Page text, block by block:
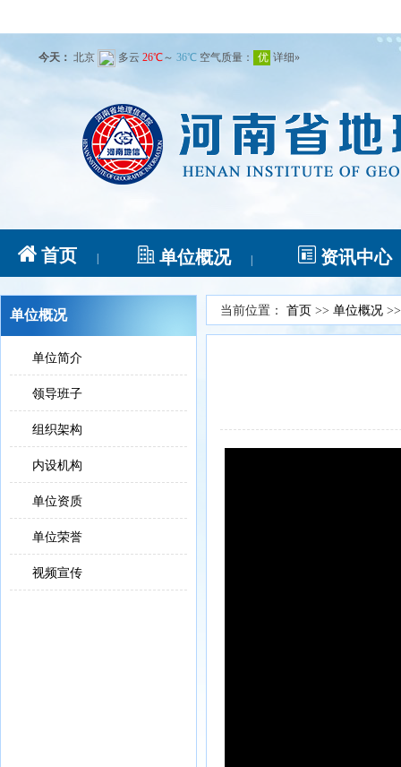
首页 单位概况 资讯中心
单位概况
单位简介
领导班子
组织架构
内设机构
单位资质
单位荣誉
视频宣传
当前位置： 首页 >> 单位概况